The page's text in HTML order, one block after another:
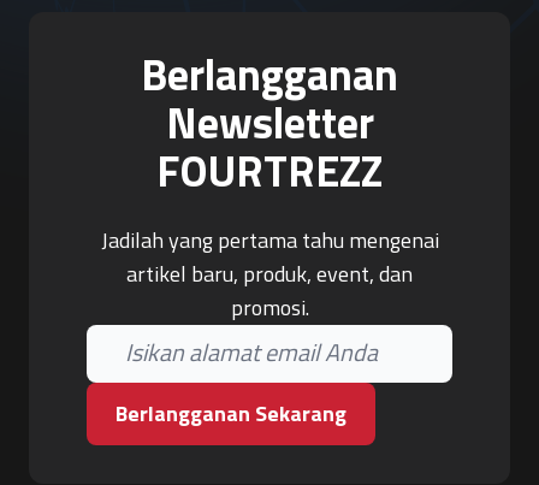
Berlangganan
Newsletter
FOURTREZZ
Jadilah yang pertama tahu mengenai
artikel baru, produk, event, dan
promosi.
Berlangganan Sekarang